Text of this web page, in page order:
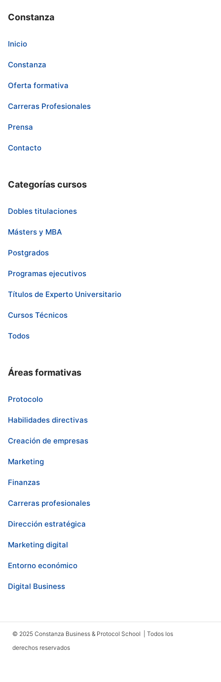
Constanza
Inicio
Constanza
Oferta formativa
Carreras Profesionales
Prensa
Contacto
Categorías cursos
Dobles titulaciones
Másters y MBA
Postgrados
Programas ejecutivos
Títulos de Experto Universitario
Cursos Técnicos
Todos
Áreas formativas
Protocolo
Habilidades directivas
Creación de empresas
Marketing
Finanzas
Carreras profesionales
Dirección estratégica
Marketing digital
Entorno económico
Digital Business
© 2025 Constanza Business & Protocol School | Todos los
derechos reservados